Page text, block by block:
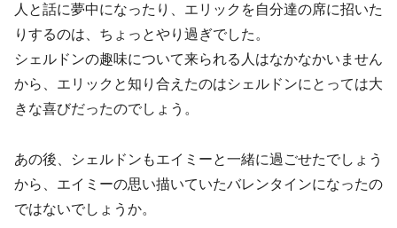
人と話に夢中になったり、エリックを自分達の席に招いた
りするのは、ちょっとやり過ぎでした。
シェルドンの趣味について来られる人はなかなかいません
から、エリックと知り合えたのはシェルドンにとっては大
きな喜びだったのでしょう。
あの後、シェルドンもエイミーと一緒に過ごせたでしょう
から、エイミーの思い描いていたバレンタインになったの
ではないでしょうか。